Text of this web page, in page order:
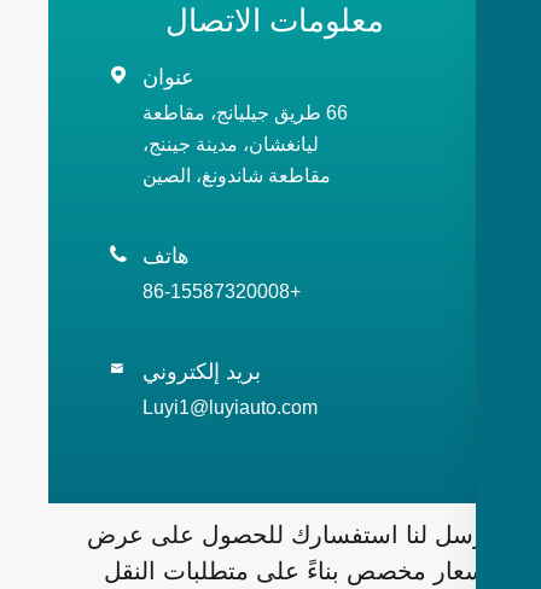
معلومات الاتصال

66 طريق جيليانج، مقاطعة
ليانغشان، مدينة جيننج،
مقاطعة شاندونغ، الصين

بريد إلكتروني
Luyi1@luyiauto.com
لنا استفسارك للحصول على عرض
مخصص بناءً على متطلبات النقل